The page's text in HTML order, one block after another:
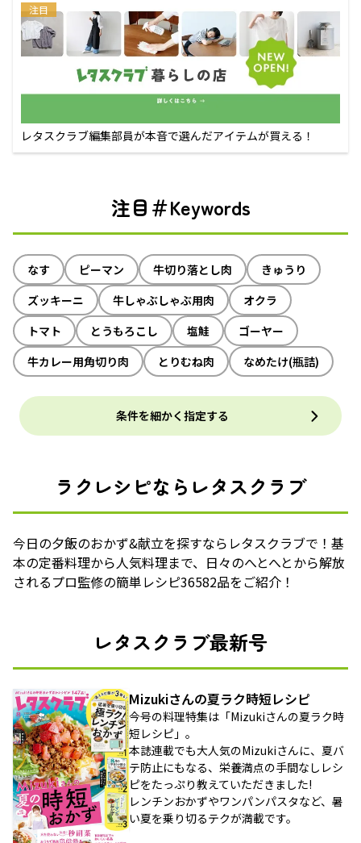
注目
レタスクラブ編集部員が本音で選んだアイテムが買える！
注目＃Keywords
なす ピーマン 牛切り落とし肉
きゅうり
ズッキーニ
牛しゃぶしゃぶ用肉
オクラ
トマト
とうもろこし 塩鮭
ゴーヤー
牛カレー用角切り肉
とりむね肉 なめたけ(瓶詰)
条件を細かく指定する
ラクレシピならレタスクラブ
今日の夕飯のおかず&献立を探すならレタスクラブで！基
本の定番料理から人気料理まで、日々のへとへとから解放
されるプロ監修の簡単レシピ36582品をご紹介！
レタスクラブ最新号
Mizukiさんの夏ラク時短レシピ
今号の料理特集は「Mizukiさんの夏ラク時
短レシピ」。
本誌連載でも大人気のMizukiさんに、夏バ
テ防止にもなる、栄養満点の手間なしレシ
ピをたっぷり教えていただきました!
レンチンおかずやワンパンパスタなど、暑
い夏を乗り切るテクが満載です。